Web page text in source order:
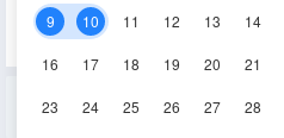
9 10 11 12 13 14
16 17 18 19 20 21
23 24 25 26 27 28